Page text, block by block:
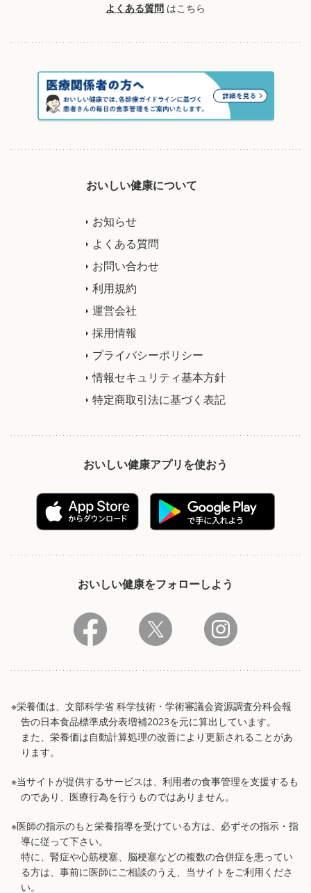
よくある質問 はこちら
おいしい健康について
お知らせ
よくある質問
お問い合わせ
利用規約
運営会社
採用情報
プライバシーポリシー
情報セキュリティ基本方針
特定商取引法に基づく表記
おいしい健康アプリを使おう
おいしい健康をフォローしよう
※栄養価は、文部科学省 科学技術・学術審議会資源調査分科会報
告の日本食品標準成分表増補2023を元に算出しています。
また、栄養価は自動計算処理の改善により更新されることがあ
ります。
※当サイトが提供するサービスは、利用者の食事管理を支援するも
のであり、医療行為を行うものではありません。
※医師の指示のもと栄養指導を受けている方は、必ずその指示・指
導に従って下さい。
特に、腎症や心筋梗塞、脳梗塞などの複数の合併症を患ってい
る方は、事前に医師にご相談のうえ、当サイトをご利用くださ
い。